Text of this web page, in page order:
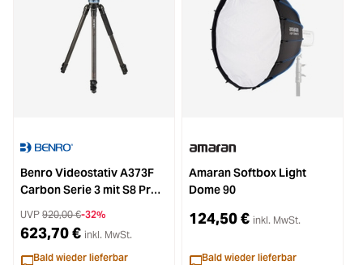
Benro Videostativ A373F
Carbon Serie 3 mit S8 Pro
Neiger
UVP 920,00 €-32%
623,70 € inkl. MwSt.
Bald wieder lieferbar
Amaran Softbox Light
Dome 90
124,50 € inkl. MwSt.
Bald wieder lieferbar